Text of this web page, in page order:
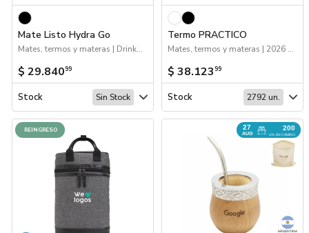
Mate Listo Hydra Go
Mates, termos y materas | Drinkware | Próximos Arribos
$ 29.84099
Stock Sin Stock
Termo PRACTICO
Mates, termos y materas | 2026 Reingresos | Próximos Arribos | Drinkware
$ 38.123 99
Stock 2792 un.
REINGRESO 27
AUG
200
UN. EN CAMINO